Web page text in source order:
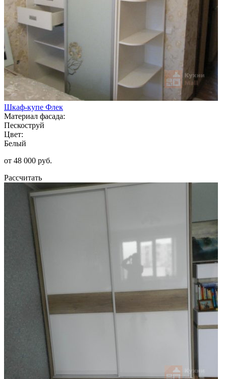
Шкаф-купе Флек
Материал фасада:
Пескоструй
Цвет:
Белый
от 48 000 руб.
Рассчитать